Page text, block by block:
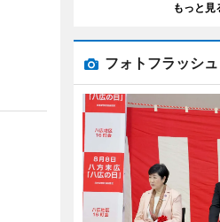
もっと見
フォトフラッシュ